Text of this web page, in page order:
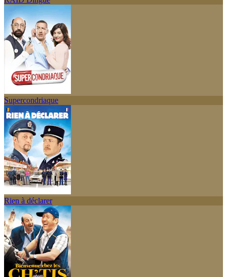
Supercondriaque
Rien à déclarer